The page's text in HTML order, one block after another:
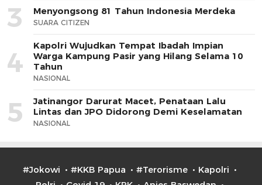
3 Menyongsong 81 Tahun Indonesia Merdeka
SUARA CITIZEN
4
Kapolri Wujudkan Tempat Ibadah Impian
Warga Kampung Pasir yang Hilang Selama 10
Tahun
NASIONAL
5
Jatinangor Darurat Macet, Penataan Lalu
Lintas dan JPO Didorong Demi Keselamatan
NASIONAL
#Jokowi #KKB Papua #Terorisme
Kapolri